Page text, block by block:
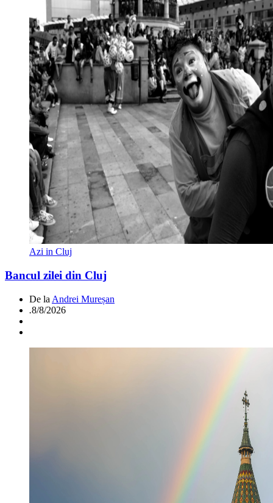
Azi in Cluj
Bancul zilei din Cluj
De la Andrei Mureșan
.8/8/2026